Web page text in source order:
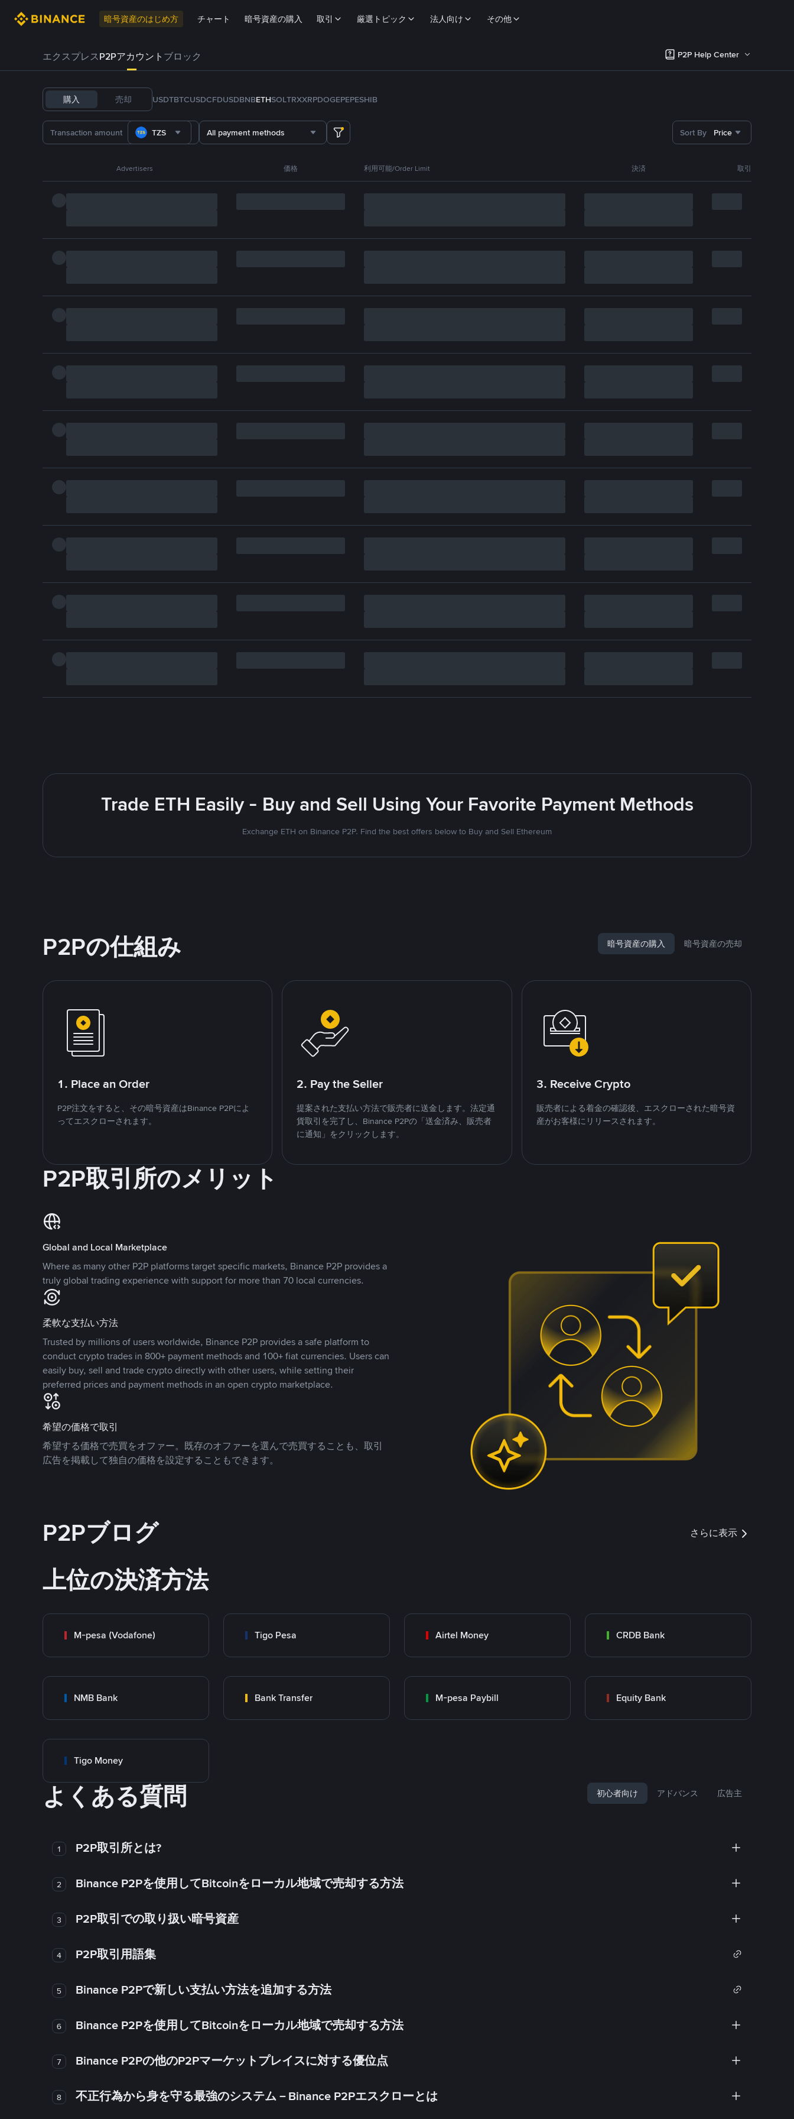
暗号資産のはじめ方 チャート 暗号資産の購入 取引 厳選トピック 法人向け その他
エクスプレスP2Pアカウント ブロック P2P Help Center
購入 売却 USDTBTCUSDCFDUSDBNBETHSOLTRXXRPDOGEPEPESHIB
TZS All payment methods Sort By Price
Advertisers 価格 利用可能/Order Limit 決済 取引
Trade ETH Easily - Buy and Sell Using Your Favorite Payment Methods
Exchange ETH on Binance P2P. Find the best offers below to Buy and Sell Ethereum
P2Pの仕組み 暗号資産の購入 暗号資産の売却
1. Place an Order
P2P注文をすると、その暗号資産はBinance P2Pによ
ってエスクローされます。
2. Pay the Seller
提案された支払い方法で販売者に送金します。法定通
貨取引を完了し、Binance P2Pの「送金済み、販売者
に通知」をクリックします。
3. Receive Crypto
販売者による着金の確認後、エスクローされた暗号資
産がお客様にリリースされます。
P2P取引所のメリット
Global and Local Marketplace
Where as many other P2P platforms target specific markets, Binance P2P provides a
truly global trading experience with support for more than 70 local currencies.
柔軟な支払い方法
Trusted by millions of users worldwide, Binance P2P provides a safe platform to
conduct crypto trades in 800+ payment methods and 100+ fiat currencies. Users can
easily buy, sell and trade crypto directly with other users, while setting their
preferred prices and payment methods in an open crypto marketplace.
希望の価格で取引
希望する価格で売買をオファー。既存のオファーを選んで売買することも、取引
広告を掲載して独自の価格を設定することもできます。
P2Pブログ さらに表示
上位の決済方法
M-pesa (Vodafone) Tigo Pesa Airtel Money CRDB Bank
NMB Bank Bank Transfer M-pesa Paybill Equity Bank
Tigo Money
よくある質問 初心者向け アドバンス 広告主
1 P2P取引所とは?
2 Binance P2Pを使用してBitcoinをローカル地域で売却する方法
3 P2P取引での取り扱い暗号資産
4 P2P取引用語集
5 Binance P2Pで新しい支払い方法を追加する方法
6 Binance P2Pを使用してBitcoinをローカル地域で売却する方法
7 Binance P2Pの他のP2Pマーケットプレイスに対する優位点
8 不正行為から身を守る最強のシステム－Binance P2Pエスクローとは